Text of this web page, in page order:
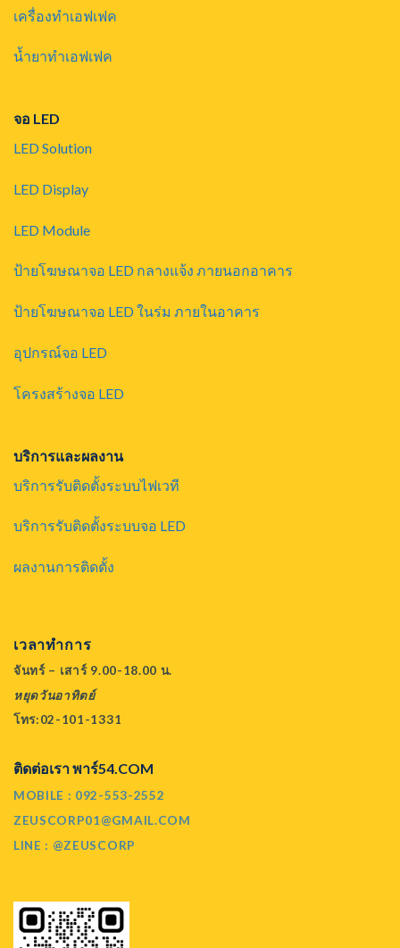
เครื่องทำเอฟเฟค
น้ำยาทำเอฟเฟค
จอ LED
LED Solution
LED Display
LED Module
ป้ายโฆษณาจอ LED กลางแจ้ง ภายนอกอาคาร
ป้ายโฆษณาจอ LED ในร่ม ภายในอาคาร
อุปกรณ์จอ LED
โครงสร้างจอ LED
บริการและผลงาน
บริการรับติดตั้งระบบไฟเวที
บริการรับติดตั้งระบบจอ LED
ผลงานการติดตั้ง
เวลาทำการ
จันทร์ – เสาร์ 9.00-18.00 น.
หยุดวันอาทิตย์
โทร:02-101-1331
ติดต่อเรา พาร์54.COM
MOBILE : 092-553-2552
ZEUSCORP01@GMAIL.COM
LINE : @ZEUSCORP